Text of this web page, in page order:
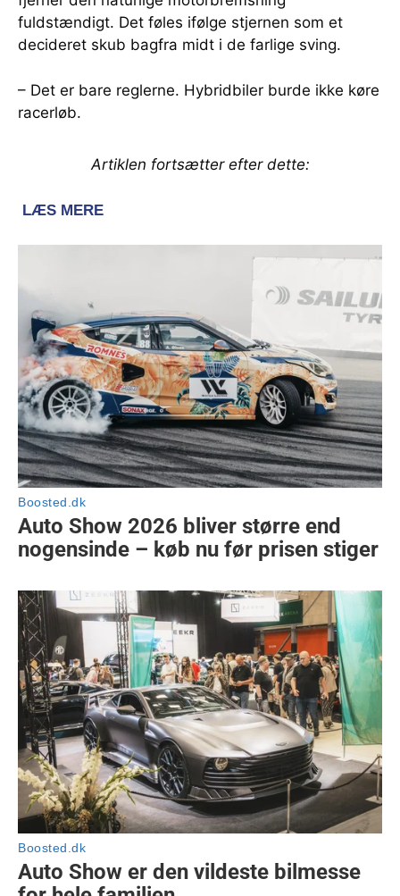
fuldstændigt. Det føles ifølge stjernen som et
decideret skub bagfra midt i de farlige sving.
– Det er bare reglerne. Hybridbiler burde ikke køre
racerløb.
Artiklen fortsætter efter dette: